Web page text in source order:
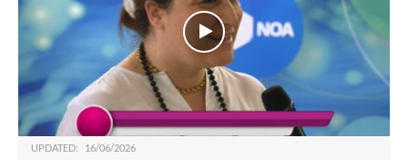
UPDATED: 16/06/2026